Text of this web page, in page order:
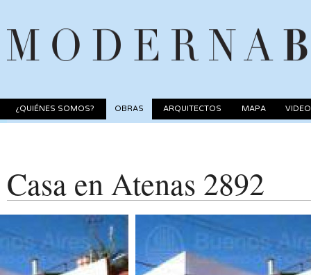
¿QUIÉNES SOMOS? OBRAS ARQUITECTOS MAPA
Casa en Atenas 2892